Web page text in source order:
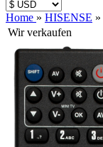
Home » HISENSE »
Wir verkaufen